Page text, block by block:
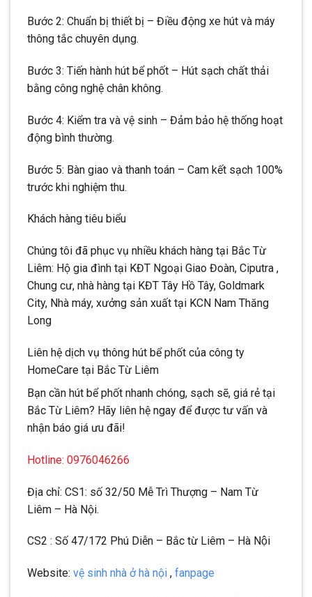
Bước 2: Chuẩn bị thiết bị – Điều động xe hút và máy
thông tắc chuyên dụng.
Bước 3: Tiến hành hút bể phốt – Hút sạch chất thải
bằng công nghệ chân không.
Bước 4: Kiểm tra và vệ sinh – Đảm bảo hệ thống hoạt
động bình thường.
Bước 5: Bàn giao và thanh toán – Cam kết sạch 100%
trước khi nghiệm thu.
Khách hàng tiêu biểu
Chúng tôi đã phục vụ nhiều khách hàng tại Bắc Từ
Liêm: Hộ gia đình tại KĐT Ngoại Giao Đoàn, Ciputra ,
Chung cư, nhà hàng tại KĐT Tây Hồ Tây, Goldmark
City, Nhà máy, xưởng sản xuất tại KCN Nam Thăng
Long
Liên hệ dịch vụ thông hút bể phốt của công ty
HomeCare tại Bắc Từ Liêm
Bạn cần hút bể phốt nhanh chóng, sạch sẽ, giá rẻ tại
Bắc Từ Liêm? Hãy liên hệ ngay để được tư vấn và
nhận báo giá ưu đãi!
Hotline: 0976046266
Địa chỉ: CS1: số 32/50 Mễ Trì Thượng – Nam Từ
Liêm – Hà Nội.
CS2 : Số 47/172 Phú Diễn – Bắc từ Liêm – Hà Nội
Website: vệ sinh nhà ở hà nội , fanpage